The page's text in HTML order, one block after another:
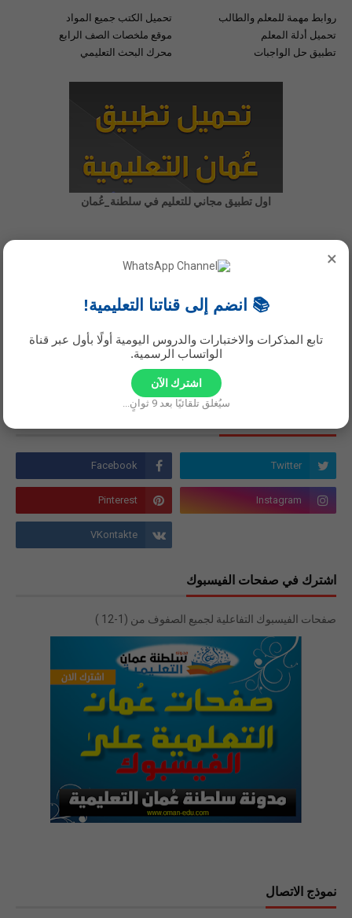
×
📚 انضم إلى قناتنا التعليمية!
تابع المذكرات والاختبارات والدروس اليومية أولًا بأول عبر قناة
الواتساب الرسمية.
اشترك الآن
سيُغلق تلقائيًا بعد9 ثوانٍ...
تحميل الكتب جميع المواد
روابط مهمة للمعلم والطالب
موقع ملخصات الصف الرابع
تحميل أدلة المعلم
محرك البحث التعليمي
تطبيق حل الواجبات
اول تطبيق مجاني للتعليم في سلطنة_عُمان
اشترك في صفحات الفيسبوك
صفحات الفيسبوك التفاعلية لجميع الصفوف من (1-12 )
نموذج الاتصال